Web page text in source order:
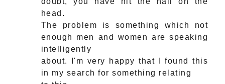
head.
The problem is something which not
enough men and women are speaking
intelligently
about. I'm very happy that I found this
in my search for something relating